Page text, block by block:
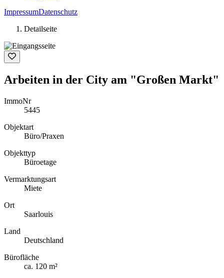
ImpressumDatenschutz
Detailseite
Arbeiten in der City am "Großen Markt"
ImmoNr
5445
Objektart
Büro/Praxen
Objekttyp
Büroetage
Vermarktungsart
Miete
Ort
Saarlouis
Land
Deutschland
Bürofläche
ca. 120 m²